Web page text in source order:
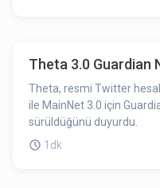
Theta 3.0 Guardian
Theta, resmi Twitter
ile MainNet 3.0 için
sürüldüğünü duyurdu.
1dk